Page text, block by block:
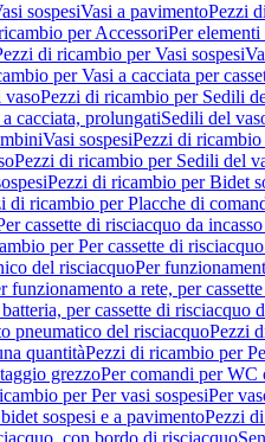
sospesiVasi a pavimentoPezzi
per AccessoriPer
di ricambio per Vasi sospesi
per Vasi a cacciata per
vasoPezzi di ricambio per Sedili
cacciata, prolungatiSedili del
Vasi sospesiPezzi di ricambio
Pezzi di ricambio per Sedili del
Pezzi di ricambio per Bidet
di ricambio per Placche di
cassette di risciacquo da
per Per cassette di
del risciacquoPer
funzionamento a rete, per
per cassette di risciacquo
pneumatico del risciacquoPezzi
quantitàPezzi di ricambio per
grezzoPer comandi per WC
per Per vasi sospesiPer
sospesi e a pavimentoPezzi
con bordo di risciacquo